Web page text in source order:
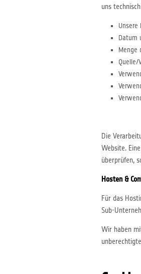
uns
Unsere
Datum
Menge
Quelle/
Die
Website.
überprüfen,
Hosten &
Für das
Sub-
Wir haben